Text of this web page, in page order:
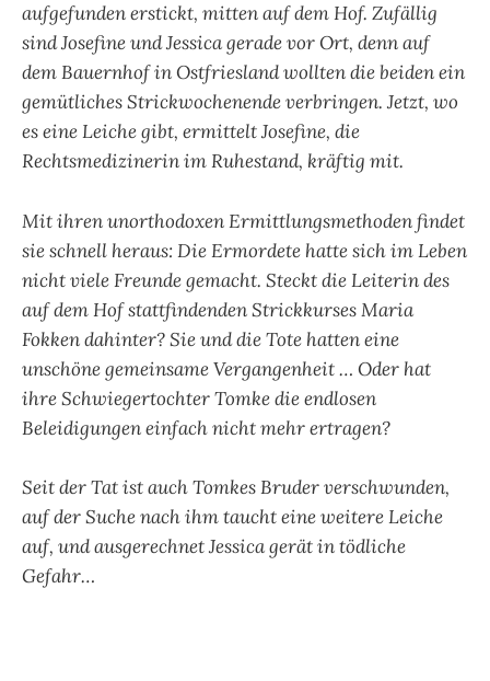
aufgefunden erstickt, mitten auf dem Hof. Zufällig
sind Josefine und Jessica gerade vor Ort, denn auf
dem Bauernhof in Ostfriesland wollten die beiden ein
gemütliches Strickwochenende verbringen. Jetzt, wo
es eine Leiche gibt, ermittelt Josefine, die
Rechtsmedizinerin im Ruhestand, kräftig mit.
Mit ihren unorthodoxen Ermittlungsmethoden findet
sie schnell heraus: Die Ermordete hatte sich im Leben
nicht viele Freunde gemacht. Steckt die Leiterin des
auf dem Hof stattfindenden Strickkurses Maria
Fokken dahinter? Sie und die Tote hatten eine
unschöne gemeinsame Vergangenheit … Oder hat
ihre Schwiegertochter Tomke die endlosen
Beleidigungen einfach nicht mehr ertragen?
Seit der Tat ist auch Tomkes Bruder verschwunden,
auf der Suche nach ihm taucht eine weitere Leiche
auf, und ausgerechnet Jessica gerät in tödliche
Gefahr…